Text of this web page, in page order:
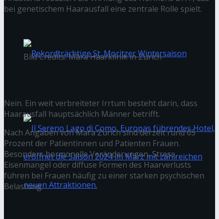
Hydration
bei genetischem Haarausfall eine zentrale Rolle spielt.
Bild Credits: Māra Haarklinik in Zürich
Nein. Ein weit verbreiteter Irrtum besteht darin, dass
Haarausfall hauptsächlich Männer betrifft.
Nach Angaben von Mara Zürich sind derzeit rund 65
Prozent der Patientinnen und Patienten Frauen.
Besonders hormonelle Veränderungen, Stress,
Eisenmangel oder diffuse Formen des Haarverlusts
führen bei Frauen häufig zu einer starken psychischen
Belastung.